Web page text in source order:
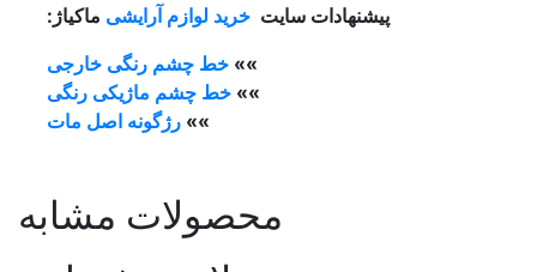
پیشنهادات سایت خرید لوازم آرایشی ماکیاژ:
»» خط چشم رنگی خارجی
»» خط چشم ماژیکی رنگی
»» رژگونه اصل مات
محصولات مشابه